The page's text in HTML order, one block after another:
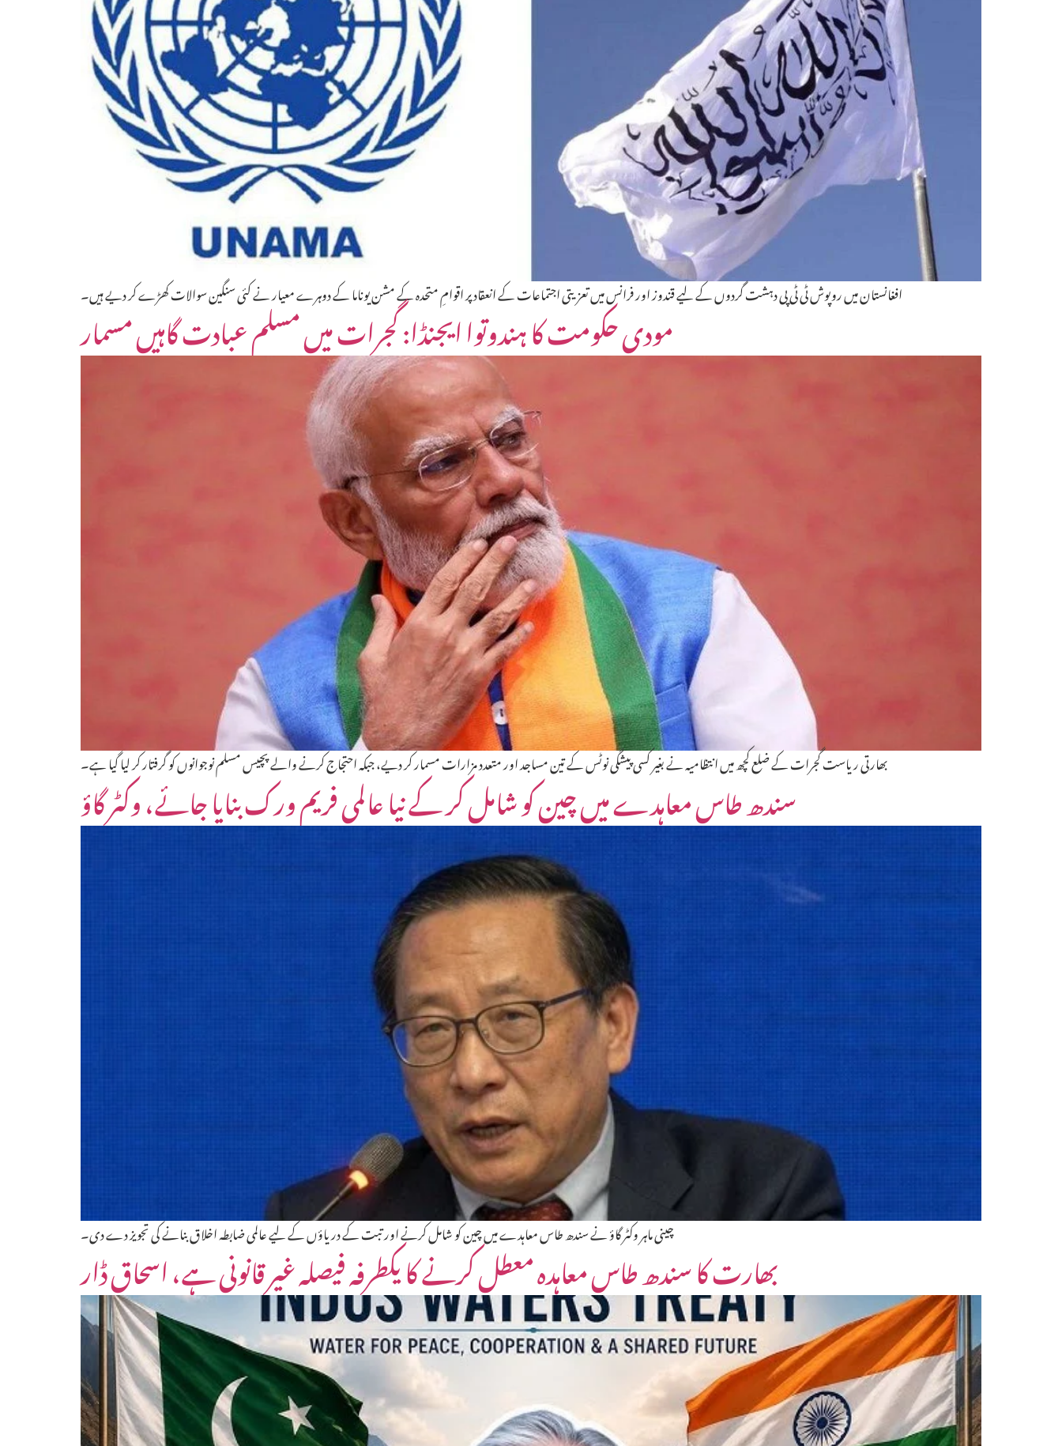
افغانستان میں روپوش ٹی ٹی پی دہشت گردوں کے لیے قندوز اور فرانس میں تعزیتی اجتماعات کے انعقاد پر اقوامِ متحدہ کے مشن یوناما کے دوہرے معیار نے کئی سنگین سوالات کھڑے کر دیے ہیں۔
مودی حکومت کا ہندوتوا ایجنڈا: گجرات میں مسلم عبادت گاہیں مسمار
بھارتی ریاست گجرات کے ضلع کچھ میں انتظامیہ نے بغیر کسی پیشگی نوٹس کے تین مساجد اور متعدد مزارات مسمار کر دیے، جبکہ احتجاج کرنے والے پچیس مسلم نوجوانوں کو گرفتار کر لیا گیا ہے۔
سندھ طاس معاہدے میں چین کو شامل کر کے نیا عالمی فریم ورک بنایا جائے، وکٹر گاؤ
چینی ماہر وکٹر گاؤ نے سندھ طاس معاہدے میں چین کو شامل کرنے اور تبت کے دریاؤں کے لیے عالمی ضابطہ اخلاق بنانے کی تجویز دے دی۔
بھارت کا سندھ طاس معاہدہ معطل کرنے کا یکطرفہ فیصلہ غیر قانونی ہے، اسحاق ڈار